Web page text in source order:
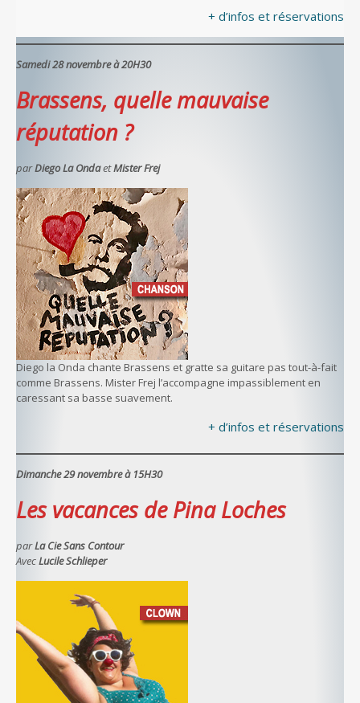
+ d’infos et réservations
Samedi 28 novembre à 20H30
Brassens, quelle mauvaise
réputation ?
parDiego La OndaetMister Frej
Diego la Onda chante Brassens et gratte sa guitare pas tout-à-fait
comme Brassens. Mister Frej l’accompagne impassiblement en
caressant sa basse suavement.
+ d’infos et réservations
Dimanche 29 novembre à 15H30
Les vacances de Pina Loches
parLa Cie Sans Contour
AvecLucile Schlieper